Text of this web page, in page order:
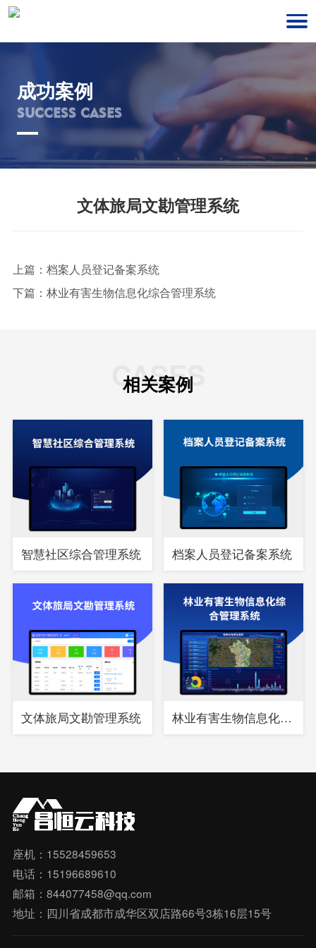
成功案例
SUCCESS CASES
文体旅局文勘管理系统
上篇： 档案人员登记备案系统
下篇： 林业有害生物信息化综合管理系统
CASES
相关案例
智慧社区综合管理系统 档案人员登记备案系统
文体旅局文勘管理系统 林业有害生物信息化综合管理系统
座机：15528459653
电话：15196689610
邮箱：844077458@qq.com
地址：四川省成都市成华区双店路66号3栋16层15号